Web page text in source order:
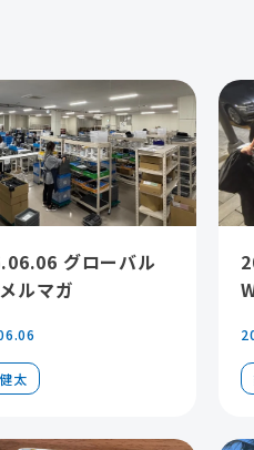
太
グローバル
ルマガ